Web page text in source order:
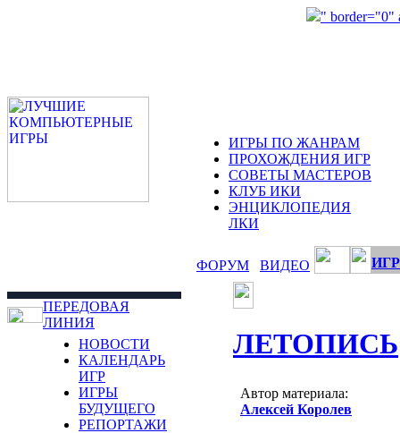
" border="0"
ИГРЫ ПО ЖАНРАМ
ПРОХОЖДЕНИЯ ИГР
СОВЕТЫ МАСТЕРОВ
КЛУБ ИКИ
ЭНЦИКЛОПЕДИЯ
ЛКИ
ФОРУМ ВИДЕО
ПЕРЕДОВАЯ
ЛИНИЯ
НОВОСТИ
КАЛЕНДАРЬ
ИГР
ИГРЫ
БУДУЩЕГО
РЕПОРТАЖИ
ЛЕТОПИСЬ
Автор материала:
Алексей Королев